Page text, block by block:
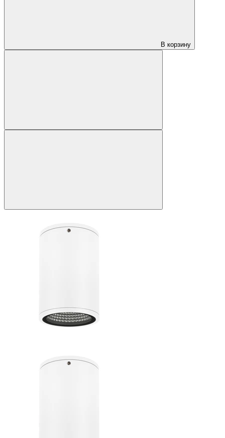
В корзину